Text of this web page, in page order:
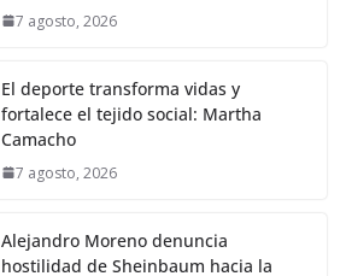
7 agosto, 2026
El deporte transforma vidas y
fortalece el tejido social: Martha
Camacho
7 agosto, 2026
Alejandro Moreno denuncia
hostilidad de Sheinbaum hacia la